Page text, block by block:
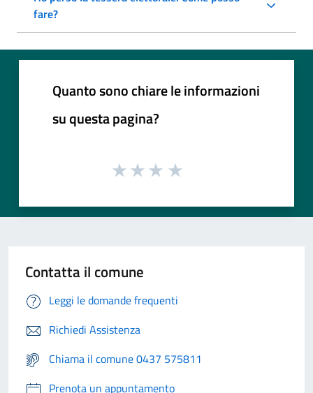
fare?
Quanto sono chiare le informazioni
su questa pagina?
Contatta il comune
Leggi le domande frequenti
Richiedi Assistenza
Chiama il comune 0437 575811
Prenota un appuntamento